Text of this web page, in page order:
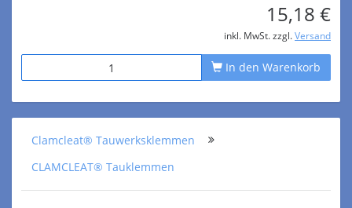
15,18 €
inkl. MwSt. zzgl. Versand
In den Warenkorb
Clamcleat® Tauwerksklemmen
CLAMCLEAT® Tauklemmen